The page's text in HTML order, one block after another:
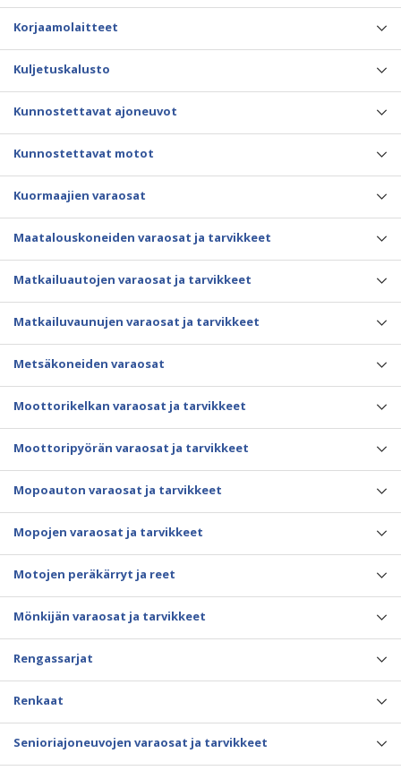
Korjaamolaitteet
Kuljetuskalusto
Kunnostettavat ajoneuvot
Kunnostettavat motot
Kuormaajien varaosat
Maatalouskoneiden varaosat ja tarvikkeet
Matkailuautojen varaosat ja tarvikkeet
Matkailuvaunujen varaosat ja tarvikkeet
Metsäkoneiden varaosat
Moottorikelkan varaosat ja tarvikkeet
Moottoripyörän varaosat ja tarvikkeet
Mopoauton varaosat ja tarvikkeet
Mopojen varaosat ja tarvikkeet
Motojen peräkärryt ja reet
Mönkijän varaosat ja tarvikkeet
Rengassarjat
Renkaat
Senioriajoneuvojen varaosat ja tarvikkeet